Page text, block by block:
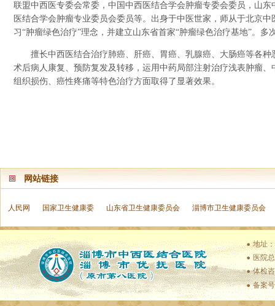
联盟中西医专委会常委，中国中西医结合学会肿瘤专委会委员，山
医结合学会肿瘤专业委员会委员等。出身于中医世家，师从于北京
习“肿瘤绿色治疗”理念，并建立山东省首家“肿瘤绿色治疗基地”。
擅长中西医结合治疗肺癌、肝癌、胃癌、乳腺癌、大肠癌等各种
术后病人康复、预防复发及转移，运用中药局部注射治疗浅表肿瘤
组织损伤、癌性疼痛等特色治疗方面取得了显著效果。
网站链接
人民网 国家卫生健康委 山东省卫生健康委员会 淄博市卫生健康委员会
地址
医院
体检
备案